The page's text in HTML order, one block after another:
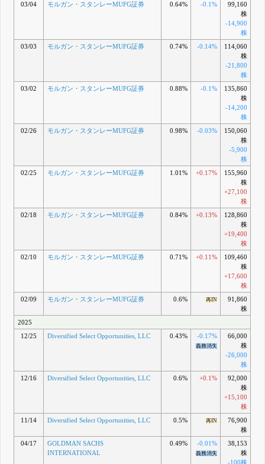
03/04
モルガン・スタンレーMUFG証券 0.64% -0.1%
99,160
株
-14,900
株
03/03
モルガン・スタンレーMUFG証券 0.74% -0.14%
114,060
株
-21,800
株
03/02
モルガン・スタンレーMUFG証券 0.88% -0.1%
135,860
株
-14,200
株
02/26
モルガン・スタンレーMUFG証券 0.98% -0.03%
150,060
株
-5,900
株
02/25
モルガン・スタンレーMUFG証券 1.01% +0.17%
155,960
株
+27,100
株
02/18
モルガン・スタンレーMUFG証券 0.84% +0.13%
128,860
株
+19,400
株
02/10
モルガン・スタンレーMUFG証券 0.71% +0.11%
109,460
株
+17,600
株
02/09
モルガン・スタンレーMUFG証券 0.6% 再IN
91,860
株
2025
12/25
Diversified Select Opportunities, LLC 0.43% -0.17%
義務消失
66,000
株
-26,000
株
12/16
Diversified Select Opportunities, LLC 0.6% +0.1%
92,000
株
+15,100
株
11/14
Diversified Select Opportunities, LLC 0.5% 再IN
76,900
株
04/17
GOLDMAN SACHS
INTERNATIONAL
0.49% -0.01%
義務消失
38,153
株
-100株